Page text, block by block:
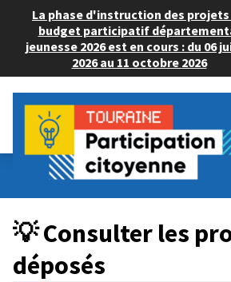
La phase d'instruction des projets
budget participatif
jeunesse 2026 est en cours : du 06
2026 au 11 octobre 2026
Budget Participatif JEUNESSE 2024
💡 Consulter les projets déposés
💡 Consulter les
déposés